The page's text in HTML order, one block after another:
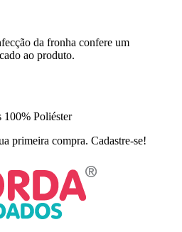
da fronha confere um
ao produto.
Poliéster
primeira compra. Cadastre-se!